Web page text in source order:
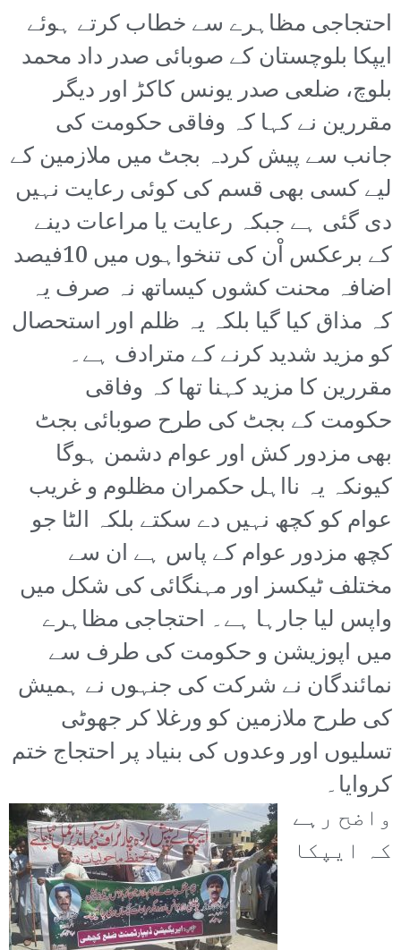
احتجاجی مظاہرے سے خطاب کرتے ہوئے
ایپکا بلوچستان کے صوبائی صدر داد محمد
بلوچ، ضلعی صدر یونس کاکڑ اور دیگر
مقررین نے کہا کہ وفاقی حکومت کی
جانب سے پیش کردہ بجٹ میں ملازمین کے
لیے کسی بھی قسم کی کوئی رعایت نہیں
دی گئی ہے جبکہ رعایت یا مراعات دینے
کے برعکس اْن کی تنخواہوں میں 10فیصد
اضافہ محنت کشوں کیساتھ نہ صرف یہ
کہ مذاق کیا گیا بلکہ یہ ظلم اور استحصال
کو مزید شدید کرنے کے مترادف ہے۔
مقررین کا مزید کہنا تھا کہ وفاقی
حکومت کے بجٹ کی طرح صوبائی بجٹ
بھی مزدور کش اور عوام دشمن ہوگا
کیونکہ یہ نااہل حکمران مظلوم و غریب
عوام کو کچھ نہیں دے سکتے بلکہ الٹا جو
کچھ مزدور عوام کے پاس ہے ان سے
مختلف ٹیکسز اور مہنگائی کی شکل میں
واپس لیا جارہا ہے۔ احتجاجی مظاہرے
میں اپوزیشن و حکومت کی طرف سے
نمائندگان نے شرکت کی جنہوں نے ہمیش
کی طرح ملازمین کو ورغلا کر جھوٹی
تسلیوں اور وعدوں کی بنیاد پر احتجاج ختم
کروایا۔
واضح رہے
کہ ایپکا